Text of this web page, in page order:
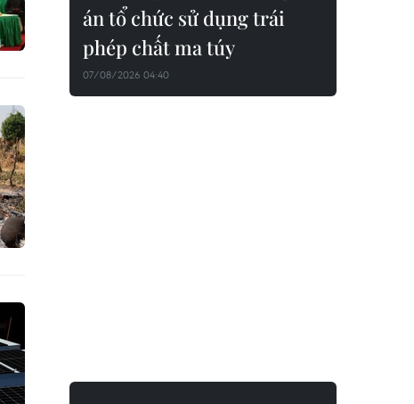
án tổ chức sử dụng trái
phép chất ma túy
07/08/2026 04:40